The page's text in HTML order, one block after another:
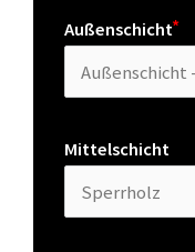
Außenschicht
Mittelschicht